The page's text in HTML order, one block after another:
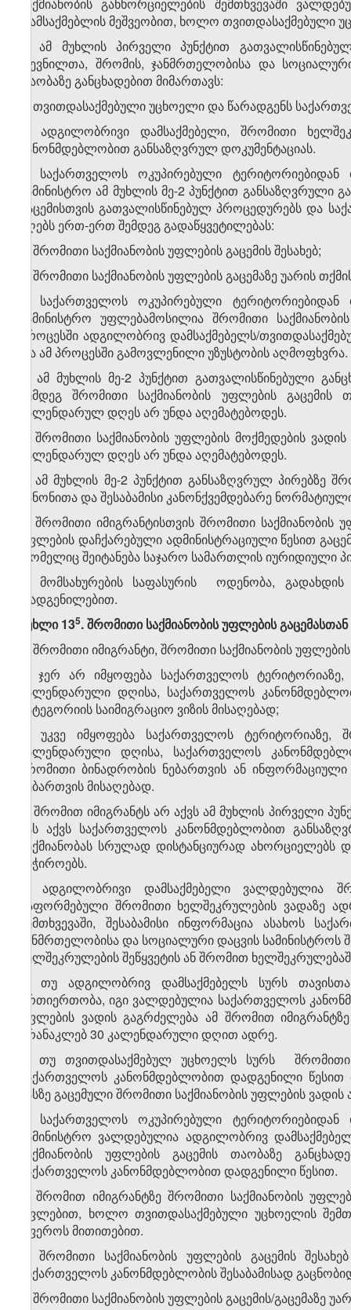
საქმიანობის განხორციელების შემთხვევაში
დამსაქმებლის მეშვეობით, ხოლო თვითდასაქმებული
2. ამ მუხლის პირველი პუნქტით
დევნილთა, შრომის, ჯანმრთელობისა და
თაობაზე განცხადებით მიმართავს:
ა) თვითდასაქმებული უცხოელი და წარადგენს
ბ) ადგილობრივი დამსაქმებელი, შრომითი
კანონმდებლობით განსაზღვრულ დოკუმენტაციას.
3. საქართველოს ოკუპირებული
სამინისტრო ამ მუხლის მე-2 პუნქტით განსაზღვრული
გაცემისთვის გათვალისწინებულ პროცედურებს და
იღებს ერთ-ერთ შემდეგ გადაწყვეტილებას:
ა) შრომითი საქმიანობის უფლების გაცემის შესახებ;
ბ) შრომითი საქმიანობის უფლების გაცემაზე უარის
4. საქართველოს ოკუპირებული
სამინისტრო უფლებამოსილია შრომითი
პროცესში ადგილობრივ დამსაქმებელს/
და ამ პროცესში გამოვლენილი უზუსტობის აღმოფხვრა.
5. ამ მუხლის მე-2 პუნქტით გათვალისწინებული
შემდეგ შრომითი საქმიანობის უფლების
კალენდარულ დღეს არ უნდა აღემატებოდეს.
6. შრომითი საქმიანობის უფლების მოქმედების
კალენდარულ დღეს არ უნდა აღემატებოდეს.
7. ამ მუხლის მე-2 პუნქტით განსაზღვრულ პირებზე
კანონითა და შესაბამისი კანონქვემდებარე
8. შრომითი იმიგრანტისთვის შრომითი
უფლების დაჩქარებული ადმინისტრაციული წესით
რომელიც შეიტანება საჯარო სამართლის იურიდიული
9. მომსახურების საფასურის ოდენობა,
დადგენილებით.
მუხლი 13​5. შრომითი საქმიანობის უფლების
1. შრომითი იმიგრანტი, შრომითი საქმიანობის
ა) ჯერ არ იმყოფება საქართველოს ტერიტორიაზე,
კალენდარული დღისა, საქართველოს
კატეგორიის საიმიგრაციო ვიზის მისაღებად;
ბ) უკვე იმყოფება საქართველოს ტერიტორიაზე,
კალენდარული დღისა, საქართველოს
შრომითი ბინადრობის ნებართვის ან
ნებართვის მისაღებად.
2. შრომით იმიგრანტს არ აქვს ამ მუხლის პირველი
მას აქვს საქართველოს კანონმდებლობით
საქმიანობას სრულად დისტანციურად
საჭიროებს.
3. ადგილობრივი დამსაქმებელი ვალდებულია
გაფორმებული შრომითი ხელშეკრულების ვადაზე
შემთხვევაში, შესაბამისი ინფორმაცია ასახოს
ჯანმრთელობისა და სოციალური დაცვის
ხელშეკრულების შეწყვეტის ან შრომით
4. თუ ადგილობრივ დამსაქმებელს სურს
ურთიერთობა, იგი ვალდებულია საქართველოს
უფლების ვადის გაგრძელება ამ შრომით
არანაკლებ 30 კალენდარული დღით ადრე.
5. თუ თვითდასაქმებულ უცხოელს სურს
საქართველოს კანონმდებლობით დადგენილი
მასზე გაცემული შრომითი საქმიანობის უფლების
6. საქართველოს ოკუპირებული
სამინისტრო ვალდებულია ადგილობრივ
საქმიანობის უფლების გაცემის თაობაზე
საქართველოს კანონმდებლობით დადგენილი წესით.
7. შრომით იმიგრანტზე შრომითი საქმიანობის
უფლებით, ხოლო თვითდასაქმებული უცხოელის
სფეროს მითითებით.
8. შრომითი საქმიანობის უფლების გაცემის
საქართველოს კანონმდებლობის შესაბამისად
9. შრომითი საქმიანობის უფლების გაცემის/გაცემაზე